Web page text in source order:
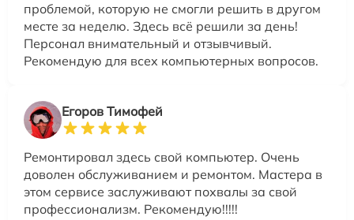
проблемой, которую не смогли решить в другом
месте за неделю. Здесь всё решили за день!
Персонал внимательный и отзывчивый.
Рекомендую для всех компьютерных вопросов.
Егоров Тимофей
Ремонтировал здесь свой компьютер. Очень
доволен обслуживанием и ремонтом. Мастера в
этом сервисе заслуживают похвалы за свой
профессионализм. Рекомендую!!!!!